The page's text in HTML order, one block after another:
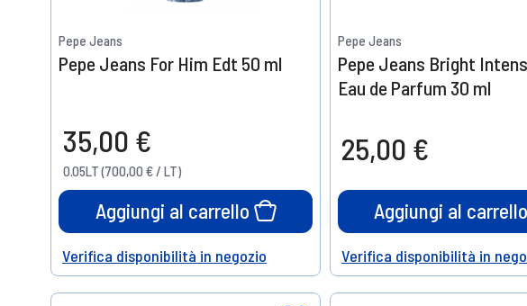
Pepe Jeans
Pepe Jeans For Him Edt 50 ml
35,00 €
0.05LT (700,00 € / LT)
Aggiungi al carrello
Help
Verifica disponibilità in negozio
Pepe Jeans
Pepe Jeans Bright
Eau de Parfum 30 ml
25,00 €
Aggiungi al
Help
Verifica disponibilità in